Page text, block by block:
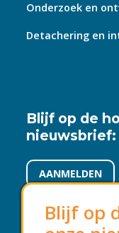
Onderzoek en
Detachering en
Blijf op de
nieuwsbrief:
AANMELDEN
Blijf op